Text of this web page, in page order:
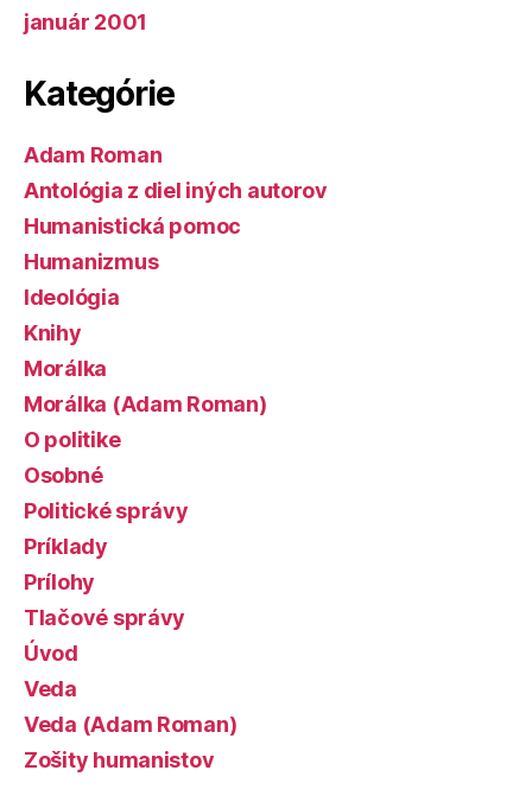
január 2001
Kategórie
Adam Roman
Antológia z diel iných autorov
Humanistická pomoc
Humanizmus
Ideológia
Knihy
Morálka
Morálka (Adam Roman)
O politike
Osobné
Politické správy
Príklady
Prílohy
Tlačové správy
Úvod
Veda
Veda (Adam Roman)
Zošity humanistov